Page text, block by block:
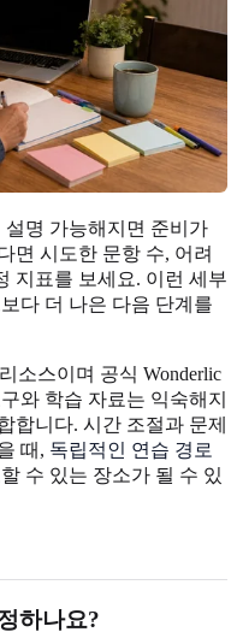
명 가능해지면 준비가
면 시도한 문항 수, 어려
지표를 보세요. 이런 세부
다 더 나은 다음 단계를
소스이며 공식 Wonderlic
와 학습 자료는 익숙해지
합니다. 시간 조절과 문제
때, 독립적인 연습 경로
수 있는 장소가 될 수 있
하나요?